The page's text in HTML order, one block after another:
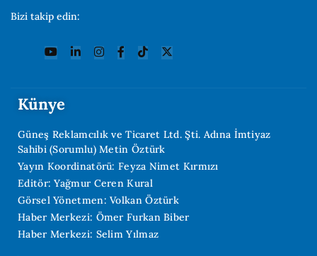
Bizi takip edin:
Künye
Güneş Reklamcılık ve Ticaret Ltd. Şti. Adına İmtiyaz
Sahibi (Sorumlu) Metin Öztürk
Yayın Koordinatörü: Feyza Nimet Kırmızı
Editör: Yağmur Ceren Kural
Görsel Yönetmen: Volkan Öztürk
Haber Merkezi: Ömer Furkan Biber
Haber Merkezi: Selim Yılmaz